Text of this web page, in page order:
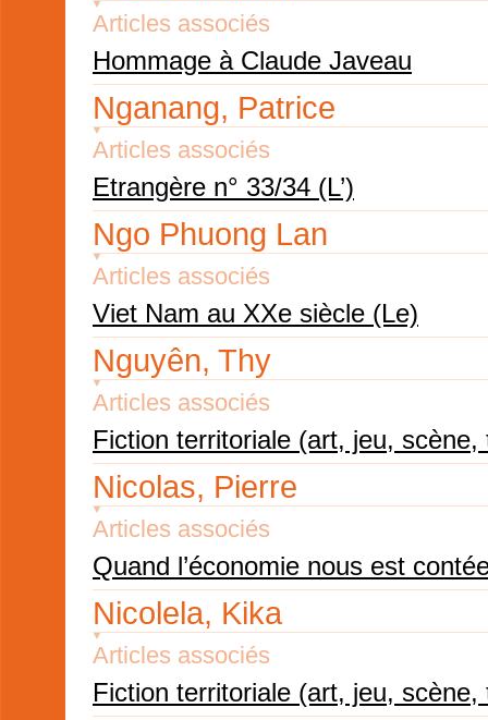
Articles associés
Hommage à Claude Javeau
Nganang, Patrice
Articles associés
Etrangère n° 33/34 (L’)
Ngo Phuong Lan
Articles associés
Viet Nam au XXe siècle (Le)
Nguyên, Thy
Articles associés
Fiction territoriale (art, jeu, scène,
Nicolas, Pierre
Articles associés
Quand l’économie nous est
Nicolela, Kika
Articles associés
Fiction territoriale (art, jeu, scène,